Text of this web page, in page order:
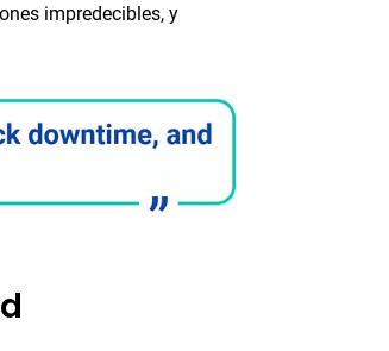
impredecibles, y